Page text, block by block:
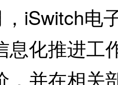
iSwitch电
息化推进工
，并在相关